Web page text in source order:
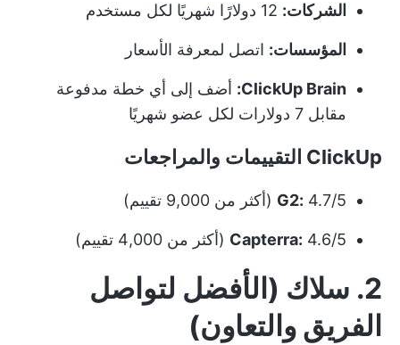
الشركات:
المؤسسات: اتصل لمعرفة الأسعار
ClickUp Brain:
أضف إلى أي خطة مدفوعة
مقابل 7 دولارات لكل عضو شهريًا
ClickUp التقييمات والمراجعات
G2: 4.7/5 (أكثر من 9,000 تقييم)
Capterra: 4.6/5 (أكثر من 4,000 تقييم)
2. سلاك (الأفضل لتواصل
الفريق والتعاون)